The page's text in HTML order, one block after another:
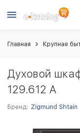
Главная Крупная
Духовой
129.612 A
Бренд: Zigmund Shtain